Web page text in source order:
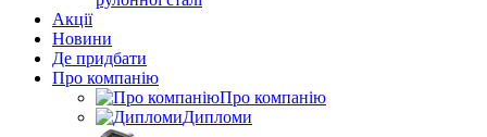
Акції
Новини
Де придбати
Про компанію
Про компанію
Дипломи